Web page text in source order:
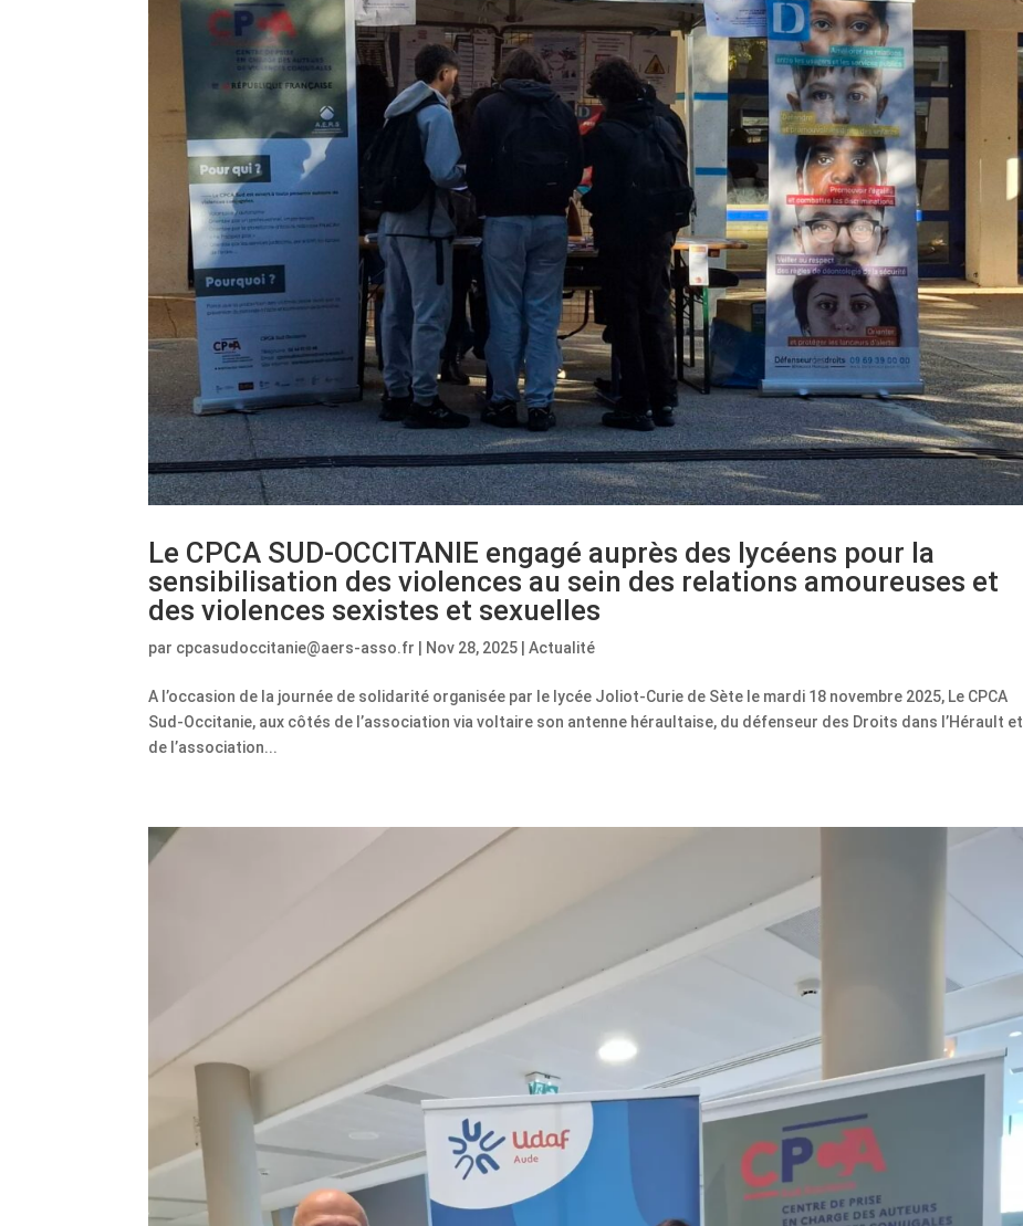
Le CPCA SUD-OCCITANIE engagé auprès des lycéens pour la
sensibilisation des violences au sein des relations amoureuses et
des violences sexistes et sexuelles
par cpcasudoccitanie@aers-asso.fr Nov 28, 2025 |Actualité
A l’occasion de la journée de solidarité organisée par le lycée Joliot-Curie de Sète le mardi 18 novembre 2025, Le CPCA
Sud-Occitanie, aux côtés de l’association via voltaire son antenne héraultaise, du défenseur des Droits dans l’Hérault et
de l’association...